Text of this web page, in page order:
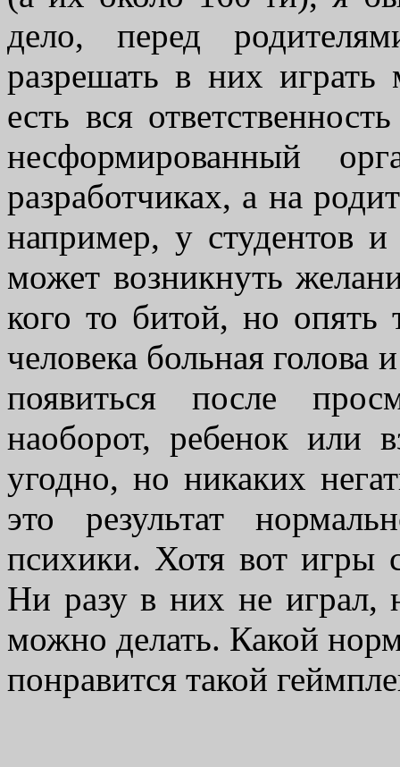
дело, перед
разрешать в них
есть вся
несформированный
разработчиках, а на
например, у студентов
может возникнуть
кого то битой, но опять
человека больная голова
появиться после
наоборот, ребенок или
угодно, но никаких
это результат
психики. Хотя вот игры
Ни разу в них не играл,
можно делать. Какой
понравится такой